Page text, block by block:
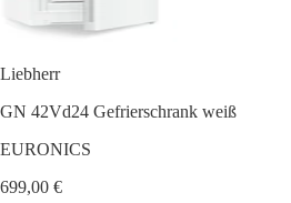
Liebherr
GN 42Vd24 Gefrierschrank weiß
EURONICS
699,00 €